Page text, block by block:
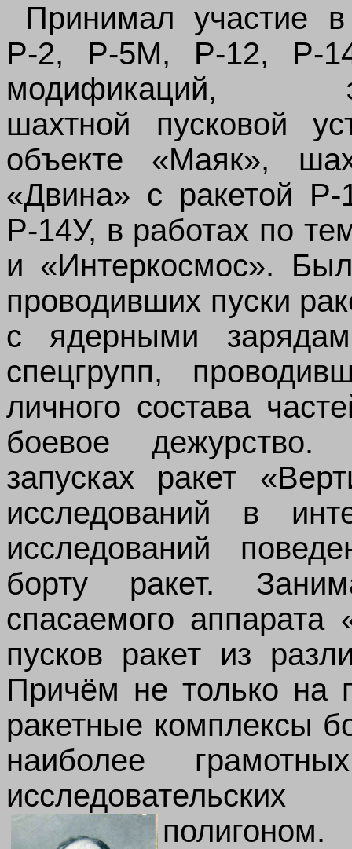
Принимал участие
Р-2, Р-5М, Р-12, Р-
модификаций,
шахтной пусковой
объекте «Маяк»,
«Двина» с ракетой
Р-14У, в работах по
и «Интеркосмос».
проводивших пуски
с ядерными
спецгрупп,
личного состава
боевое
запусках ракет
исследований в
исследований
борту ракет.
спасаемого
пусков ракет из
Причём не только на
ракетные комплексы
наиболее
полигоном.